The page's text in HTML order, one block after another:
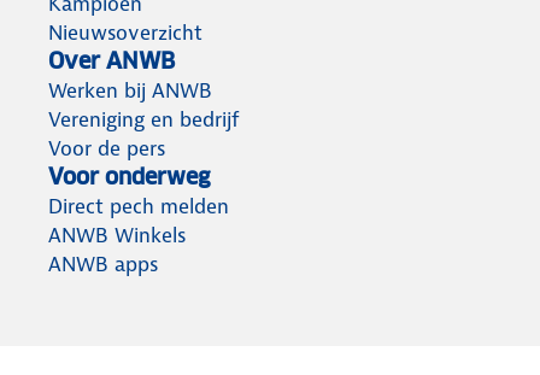
Nieuwsoverzicht
Over ANWB
Werken bij ANWB
Vereniging en bedrijf
Voor de pers
Voor onderweg
Direct pech melden
ANWB Winkels
ANWB apps